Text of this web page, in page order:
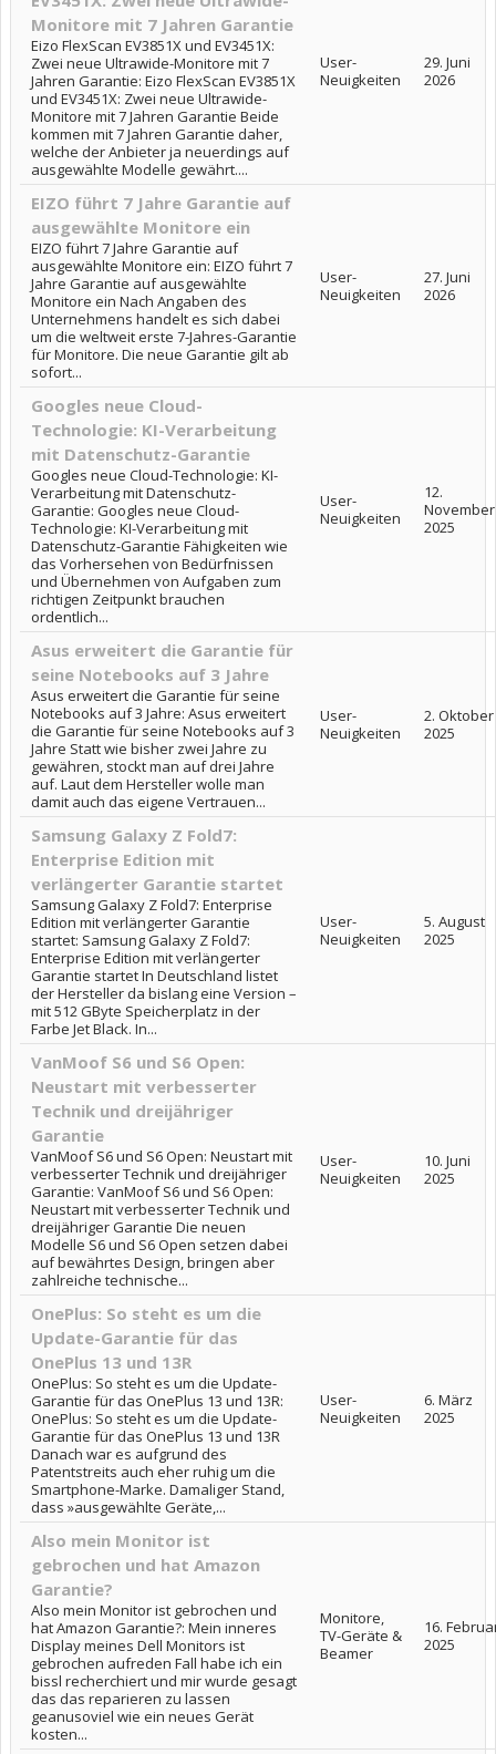
Monitore mit 7 Jahren Garantie
Eizo FlexScan EV3851X und EV3451X:
Zwei neue Ultrawide-Monitore mit 7
Jahren Garantie: Eizo FlexScan EV3851X
und EV3451X: Zwei neue Ultrawide-
Monitore mit 7 Jahren Garantie Beide
kommen mit 7 Jahren Garantie daher,
welche der Anbieter ja neuerdings auf
ausgewählte Modelle gewährt....
User-
Neuigkeiten
29. Juni
2026
EIZO führt 7 Jahre Garantie auf
ausgewählte Monitore ein
EIZO führt 7 Jahre Garantie auf
ausgewählte Monitore ein: EIZO führt 7
Jahre Garantie auf ausgewählte
Monitore ein Nach Angaben des
Unternehmens handelt es sich dabei
um die weltweit erste 7-Jahres-Garantie
für Monitore. Die neue Garantie gilt ab
sofort...
User-
Neuigkeiten
27. Juni
2026
Googles neue Cloud-
Technologie: KI-Verarbeitung
mit Datenschutz-Garantie
Googles neue Cloud-Technologie: KI-
Verarbeitung mit Datenschutz-
Garantie: Googles neue Cloud-
Technologie: KI-Verarbeitung mit
Datenschutz-Garantie Fähigkeiten wie
das Vorhersehen von Bedürfnissen
und Übernehmen von Aufgaben zum
richtigen Zeitpunkt brauchen
ordentlich...
User-
Neuigkeiten
12.
November
2025
Asus erweitert die Garantie für
seine Notebooks auf 3 Jahre
Asus erweitert die Garantie für seine
Notebooks auf 3 Jahre: Asus erweitert
die Garantie für seine Notebooks auf 3
Jahre Statt wie bisher zwei Jahre zu
gewähren, stockt man auf drei Jahre
auf. Laut dem Hersteller wolle man
damit auch das eigene Vertrauen...
User-
Neuigkeiten
2. Oktober
2025
Samsung Galaxy Z Fold7:
Enterprise Edition mit
verlängerter Garantie startet
Samsung Galaxy Z Fold7: Enterprise
Edition mit verlängerter Garantie
startet: Samsung Galaxy Z Fold7:
Enterprise Edition mit verlängerter
Garantie startet In Deutschland listet
der Hersteller da bislang eine Version –
mit 512 GByte Speicherplatz in der
Farbe Jet Black. In...
User-
Neuigkeiten
5. August
2025
VanMoof S6 und S6 Open:
Neustart mit verbesserter
Technik und dreijähriger
Garantie
VanMoof S6 und S6 Open: Neustart mit
verbesserter Technik und dreijähriger
Garantie: VanMoof S6 und S6 Open:
Neustart mit verbesserter Technik und
dreijähriger Garantie Die neuen
Modelle S6 und S6 Open setzen dabei
auf bewährtes Design, bringen aber
zahlreiche technische...
User-
Neuigkeiten
10. Juni
2025
OnePlus: So steht es um die
Update-Garantie für das
OnePlus 13 und 13R
OnePlus: So steht es um die Update-
Garantie für das OnePlus 13 und 13R:
OnePlus: So steht es um die Update-
Garantie für das OnePlus 13 und 13R
Danach war es aufgrund des
Patentstreits auch eher ruhig um die
Smartphone-Marke. Damaliger Stand,
dass »ausgewählte Geräte,...
User-
Neuigkeiten
6. März
2025
Also mein Monitor ist
gebrochen und hat Amazon
Garantie?
Also mein Monitor ist gebrochen und
hat Amazon Garantie?: Mein inneres
Display meines Dell Monitors ist
gebrochen aufreden Fall habe ich ein
bissl recherchiert und mir wurde gesagt
das das reparieren zu lassen
geanusoviel wie ein neues Gerät
kosten...
Monitore,
TV-Geräte &
Beamer
16.
2025